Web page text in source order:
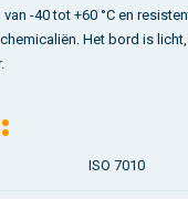
-40 tot +60 °C en
Het bord is
ISO 7010